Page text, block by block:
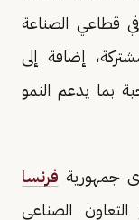
قطاعي الصناعة
إضافة إلى
بما يدعم النمو
جمهورية فرنسا
الصناعي